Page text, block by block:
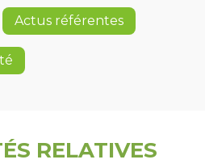
Actus référentes
RELATIVES